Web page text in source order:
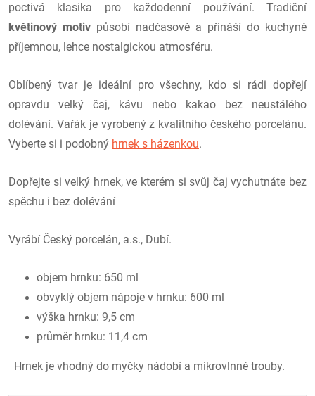
poctivá klasika pro každodenní používání. Tradiční
květinový motiv působí nadčasově a přináší do kuchyně
příjemnou, lehce nostalgickou atmosféru.
Oblíbený tvar je ideální pro všechny, kdo si rádi dopřejí
opravdu velký čaj, kávu nebo kakao bez neustálého
dolévání. Vařák je vyrobený z kvalitního českého porcelánu.
Vyberte si i podobný hrnek s házenkou.
Dopřejte si velký hrnek, ve kterém si svůj čaj vychutnáte bez
spěchu i bez dolévání
Vyrábí Český porcelán, a.s., Dubí.
objem hrnku: 650 ml
obvyklý objem nápoje v hrnku: 600 ml
výška hrnku: 9,5 cm
průměr hrnku: 11,4 cm
Hrnek je vhodný do myčky nádobí a mikrovlnné trouby.